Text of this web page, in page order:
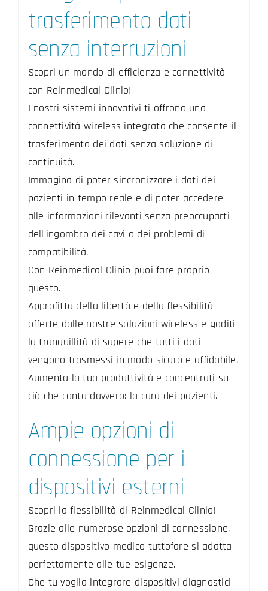
trasferimento dati
senza interruzioni
Scopri un mondo di efficienza e connettività
con Reinmedical Clinio!
I nostri sistemi innovativi ti offrono una
connettività wireless integrata che consente il
trasferimento dei dati senza soluzione di
continuità.
Immagina di poter sincronizzare i dati dei
pazienti in tempo reale e di poter accedere
alle informazioni rilevanti senza preoccuparti
dell’ingombro dei cavi o dei problemi di
compatibilità.
Con Reinmedical Clinio puoi fare proprio
questo.
Approfitta della libertà e della flessibilità
offerte dalle nostre soluzioni wireless e goditi
la tranquillità di sapere che tutti i dati
vengono trasmessi in modo sicuro e affidabile.
Aumenta la tua produttività e concentrati su
ciò che conta davvero: la cura dei pazienti.
Ampie opzioni di
connessione per i
dispositivi esterni
Scopri la flessibilità di Reinmedical Clinio!
Grazie alle numerose opzioni di connessione,
questo dispositivo medico tuttofare si adatta
perfettamente alle tue esigenze.
Che tu voglia integrare dispositivi diagnostici